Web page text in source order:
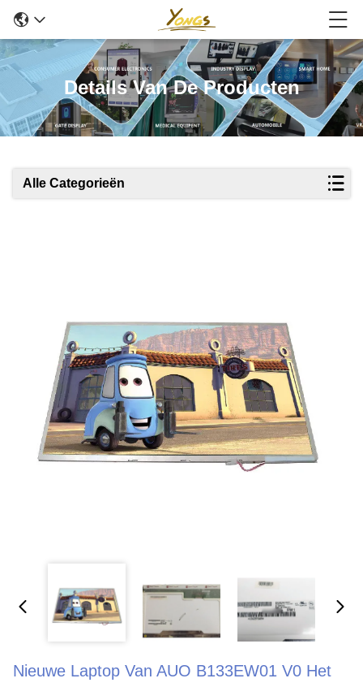
Details Van De Producten
Alle Categorieën
Nieuwe Laptop Van AUO B133EW01 V0 Het